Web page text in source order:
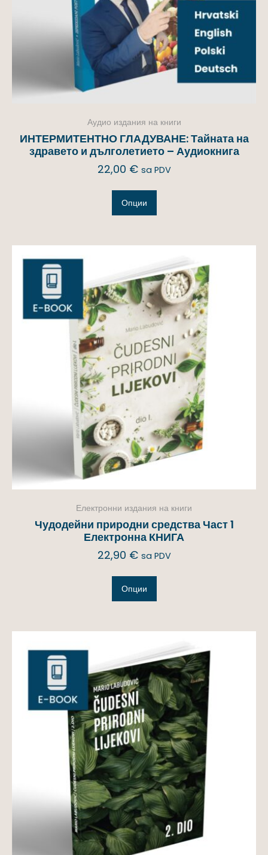
Аудио издания на книги
ИНТЕРМИТЕНТНО ГЛАДУВАНЕ: Тайната на
здравето и дълголетието – Аудиокнига
22,00 € sa PDV
Опции
Електронни издания на книги
Чудодейни природни средства Част 1
Електронна КНИГА
22,90 € sa PDV
Опции